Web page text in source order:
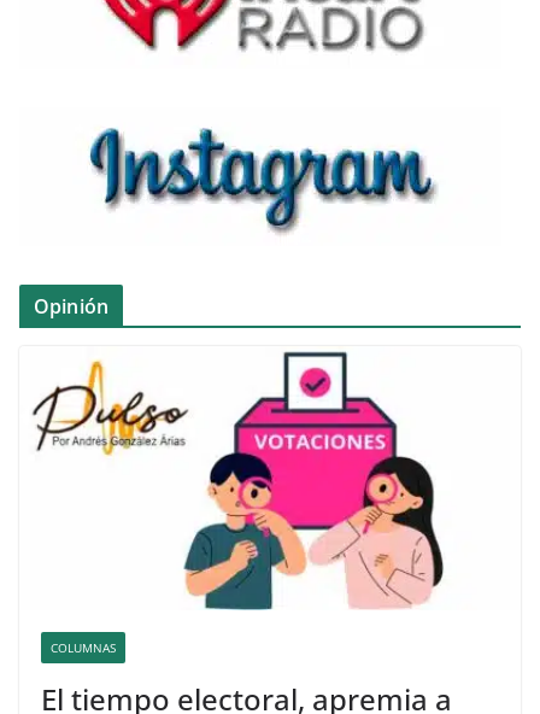
Opinión
COLUMNAS
El tiempo electoral, apremia a